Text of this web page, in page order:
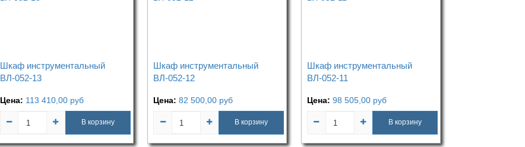
Шкаф инструментальный
ВЛ-052-13
Цена: 113 410,00 руб
В корзину
Шкаф инструментальный
ВЛ-052-12
Цена:82 500,00 руб
В корзину
Шкаф инструментальный
ВЛ-052-11
Цена: 98 505,00 руб
В корзину